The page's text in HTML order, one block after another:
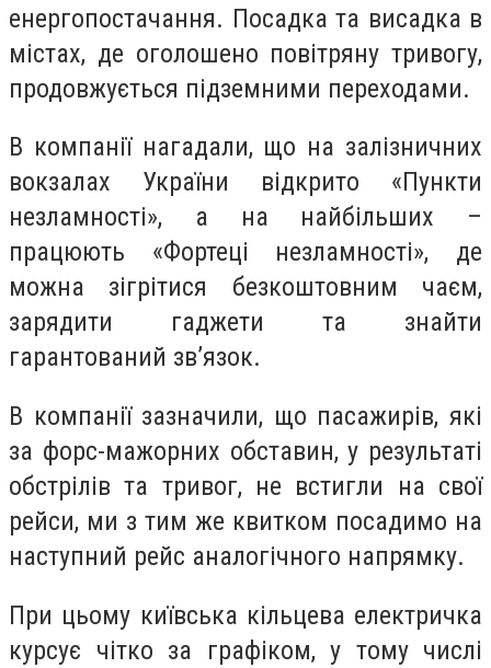
енергопостачання. Посадка та висадка в
містах, де оголошено повітряну тривогу,
продовжується підземними переходами.
В компанії нагадали, що на залізничних
вокзалах України відкрито «Пункти
незламності», а на найбільших –
працюють «Фортеці незламності», де
можна зігрітися безкоштовним чаєм,
зарядити гаджети та знайти
гарантований зв’язок.
В компанії зазначили, що пасажирів, які
за форс-мажорних обставин, у результаті
обстрілів та тривог, не встигли на свої
рейси, ми з тим же квитком посадимо на
наступний рейс аналогічного напрямку.
При цьому київська кільцева електричка
курсує чітко за графіком, у тому числі